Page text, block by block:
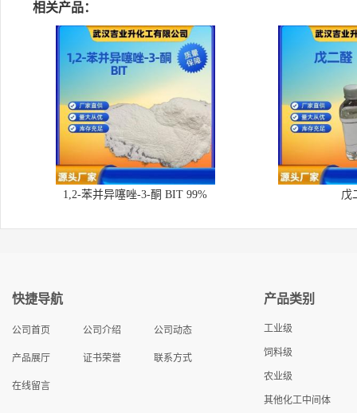
相关产品：
1,2-苯并异噻唑-3-酮 BIT 99% 戊
快捷导航
公司首页 公司介绍 公司动态
产品展厅 证书荣誉 联系方式
在线留言
产品类别
工业级
饲料级
农业级
其他化工中间体